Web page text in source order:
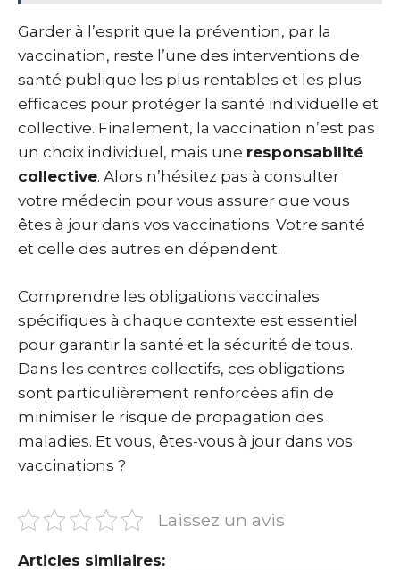
Garder à l’esprit que la prévention, par la
vaccination, reste l’une des interventions de
santé publique les plus rentables et les plus
efficaces pour protéger la santé individuelle et
collective. Finalement, la vaccination n’est pas
un choix individuel, mais une responsabilité
collective. Alors n’hésitez pas à consulter
votre médecin pour vous assurer que vous
êtes à jour dans vos vaccinations. Votre santé
et celle des autres en dépendent.
Comprendre les obligations vaccinales
spécifiques à chaque contexte est essentiel
pour garantir la santé et la sécurité de tous.
Dans les centres collectifs, ces obligations
sont particulièrement renforcées afin de
minimiser le risque de propagation des
maladies. Et vous, êtes-vous à jour dans vos
vaccinations ?
Laissez un avis
Articles similaires: